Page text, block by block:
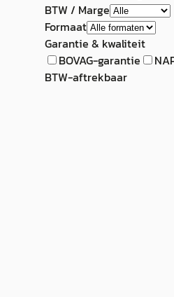
BTW / Marge
Formaat
Garantie & kwaliteit
BOVAG-garantie
BTW-aftrekbaar